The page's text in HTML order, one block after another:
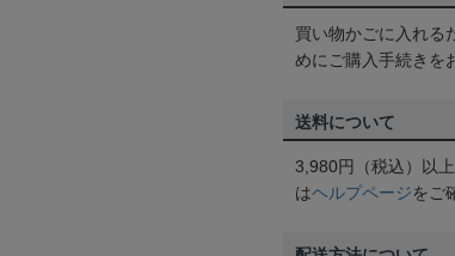
買い物かごに入れる
めにご購入手続きを
送料について
3,980円（税込）以
はヘルプページをご